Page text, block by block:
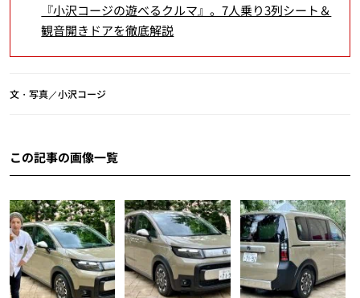
『小沢コージの遊べるクルマ』。7人乗り3列シート＆
観音開きドアを徹底解説
文・写真／小沢コージ
この記事の画像一覧